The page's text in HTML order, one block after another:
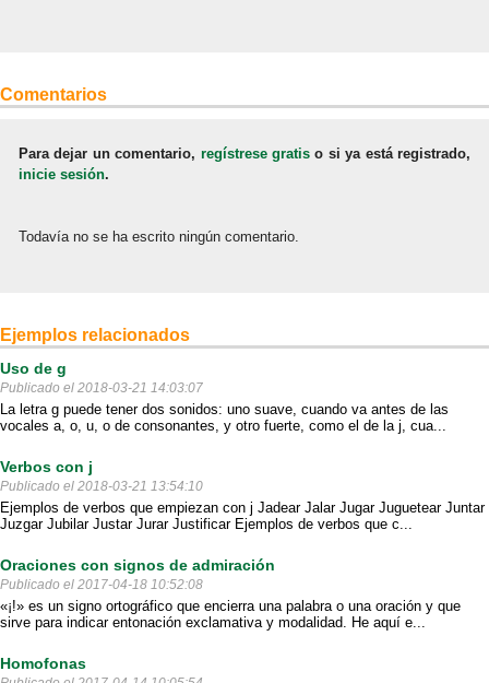
Comentarios
Para dejar un comentario, regístrese gratis o si ya está registrado,
inicie sesión.
Todavía no se ha escrito ningún comentario.
Ejemplos relacionados
Uso de g
Publicado el 2018-03-21 14:03:07
La letra g puede tener dos sonidos: uno suave, cuando va antes de las
vocales a, o, u, o de consonantes, y otro fuerte, como el de la j, cua...
Verbos con j
Publicado el 2018-03-21 13:54:10
Ejemplos de verbos que empiezan con j Jadear Jalar Jugar Juguetear Juntar
Juzgar Jubilar Justar Jurar Justificar Ejemplos de verbos que c...
Oraciones con signos de admiración
Publicado el 2017-04-18 10:52:08
«¡!» es un signo ortográfico que encierra una palabra o una oración y que
sirve para indicar entonación exclamativa y modalidad. He aquí e...
Homofonas